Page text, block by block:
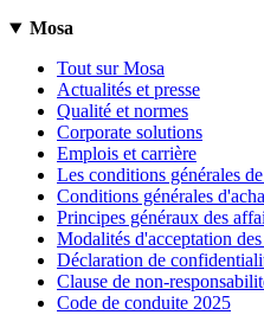
Mosa
Tout sur Mosa
Actualités et presse
Qualité et normes
Corporate solutions
Emplois et carrière
Les conditions générales
Conditions générales
Principes généraux des
Modalités d'acceptation
Déclaration de
Clause de non-
Code de conduite 2025